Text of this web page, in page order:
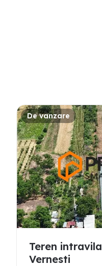
De vanzare
Teren
Vernesti